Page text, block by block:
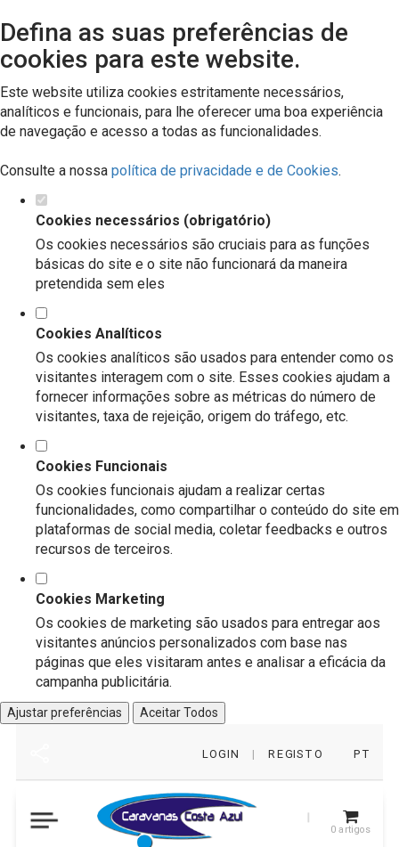
Defina as suas preferências de
cookies para este website.
Este website utiliza cookies estritamente necessários,
analíticos e funcionais, para lhe oferecer uma boa experiência
de navegação e acesso a todas as funcionalidades.
Consulte a nossa política de privacidade e de Cookies.
Cookies necessários (obrigatório)
Os cookies necessários são cruciais para as funções
básicas do site e o site não funcionará da maneira
pretendida sem eles
Cookies Analíticos
Os cookies analíticos são usados para entender como os
visitantes interagem com o site. Esses cookies ajudam a
fornecer informações sobre as métricas do número de
visitantes, taxa de rejeição, origem do tráfego, etc.
Cookies Funcionais
Os cookies funcionais ajudam a realizar certas
funcionalidades, como compartilhar o conteúdo do site em
plataformas de social media, coletar feedbacks e outros
recursos de terceiros.
Cookies Marketing
Os cookies de marketing são usados para entregar aos
visitantes anúncios personalizados com base nas
páginas que eles visitaram antes e analisar a eficácia da
campanha publicitária.
Ajustar preferências Aceitar Todos
LOGIN | REGISTO PT
0 artigos